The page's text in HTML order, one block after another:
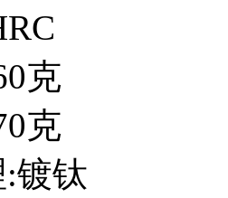
克
克
镀钛